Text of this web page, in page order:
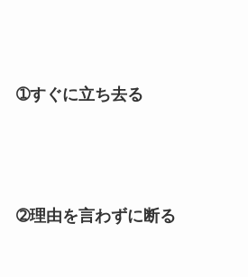
➀すぐに立ち去る
➁理由を言わずに断る